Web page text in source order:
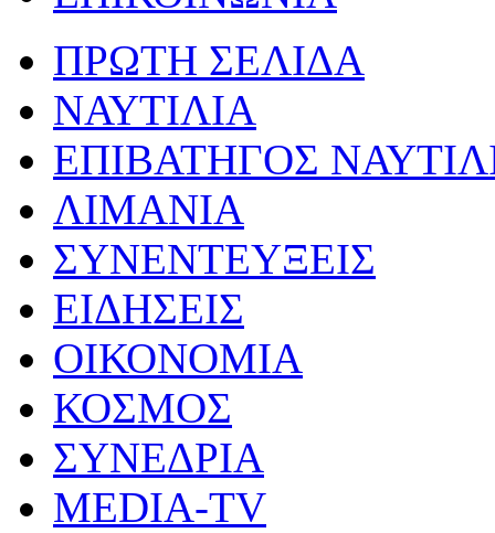
ΠΡΩΤΗ ΣΕΛΙΔΑ
ΝΑΥΤΙΛΙΑ
ΕΠΙΒΑΤΗΓΟΣ
ΛΙΜΑΝΙΑ
ΣΥΝΕΝΤΕΥΞΕΙΣ
ΕΙΔΗΣΕΙΣ
ΟΙΚΟΝΟΜΙΑ
ΚΟΣΜΟΣ
ΣΥΝΕΔΡΙΑ
MEDIA-TV